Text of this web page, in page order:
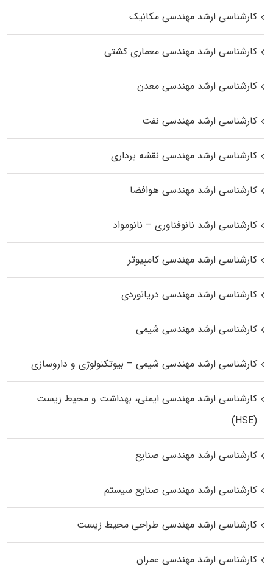
کارشناسی ارشد مهندسی مکانیک
کارشناسی ارشد مهندسی معماری کشتی
کارشناسی ارشد مهندسی معدن
کارشناسی ارشد مهندسی نفت
کارشناسی ارشد مهندسی نقشه برداری
کارشناسی ارشد مهندسی هوافضا
کارشناسی ارشد نانوفناوری – نانومواد
کارشناسی ارشد مهندسی کامپیوتر
کارشناسی ارشد مهندسی دریانوردی
کارشناسی ارشد مهندسی شیمی
کارشناسی ارشد مهندسی شیمی – بیوتکنولوژی و داروسازی
کارشناسی ارشد مهندسی ایمنی، بهداشت و محیط زیست
(HSE)
کارشناسی ارشد مهندسی صنایع
کارشناسی ارشد مهندسی صنایع سیستم
کارشناسی ارشد مهندسی طراحی محیط زیست
کارشناسی ارشد مهندسی عمران